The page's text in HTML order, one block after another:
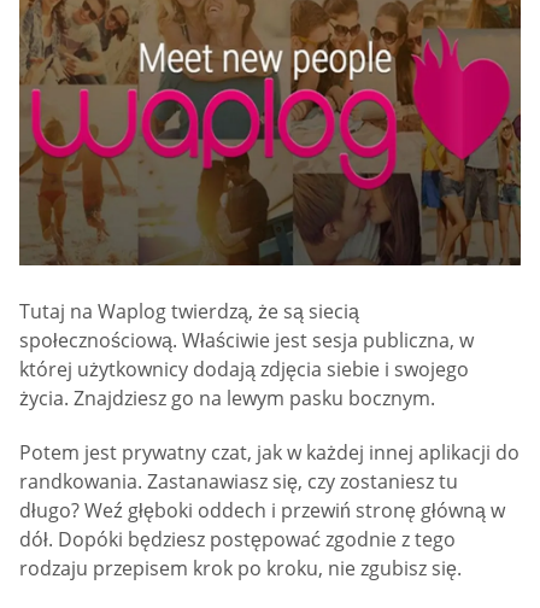
Tutaj na Waplog twierdzą, że są siecią
społecznościową. Właściwie jest sesja publiczna, w
której użytkownicy dodają zdjęcia siebie i swojego
życia. Znajdziesz go na lewym pasku bocznym.
Potem jest prywatny czat, jak w każdej innej aplikacji do
randkowania. Zastanawiasz się, czy zostaniesz tu
długo? Weź głęboki oddech i przewiń stronę główną w
dół. Dopóki będziesz postępować zgodnie z tego
rodzaju przepisem krok po kroku, nie zgubisz się.